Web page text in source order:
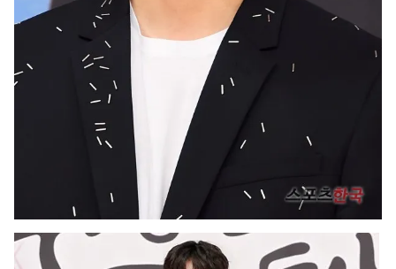
® Cấm sao chép dưới mọi hình thức nếu không có sự chấp
thuận bằng văn bản. Ghi rõ nguồn VTV.vn khi phát hành lại
thông tin từ website này.